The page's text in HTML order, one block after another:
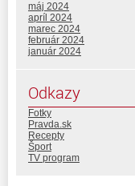
máj 2024
apríl 2024
marec 2024
február 2024
január 2024
Odkazy
Fotky
Pravda.sk
Recepty
Šport
TV program